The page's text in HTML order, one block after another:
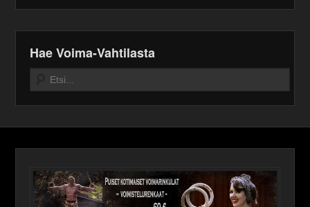
Hae Voima-Vahtilasta
Search